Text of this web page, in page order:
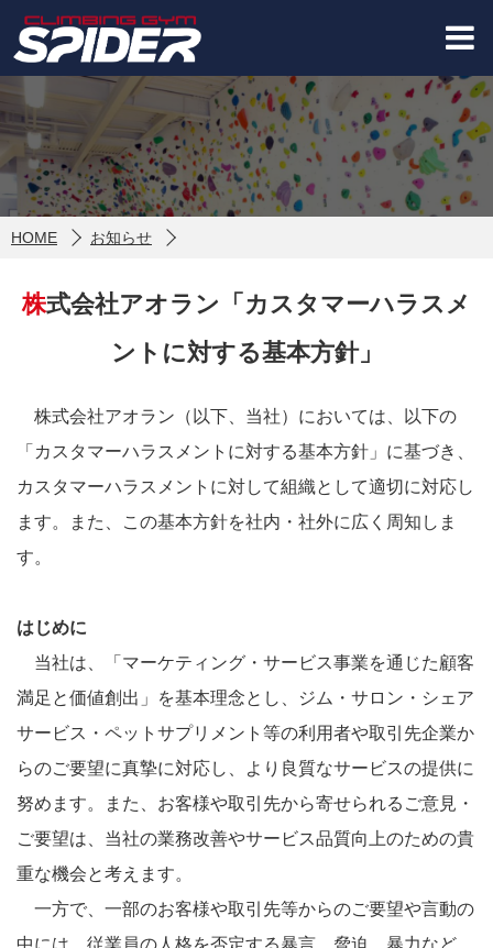
HOME お知らせ
株式会社アオラン「カスタマーハラスメ
ントに対する基本方針」
株式会社アオラン（以下、当社）においては、以下の
「カスタマーハラスメントに対する基本方針」に基づき、
カスタマーハラスメントに対して組織として適切に対応し
ます。また、この基本方針を社内・社外に広く周知しま
す。
はじめに
当社は、「マーケティング・サービス事業を通じた顧客
満足と価値創出」を基本理念とし、ジム・サロン・シェア
サービス・ペットサプリメント等の利用者や取引先企業か
らのご要望に真摯に対応し、より良質なサービスの提供に
努めます。また、お客様や取引先から寄せられるご意見・
ご要望は、当社の業務改善やサービス品質向上のための貴
重な機会と考えます。
一方で、一部のお客様や取引先等からのご要望や言動の